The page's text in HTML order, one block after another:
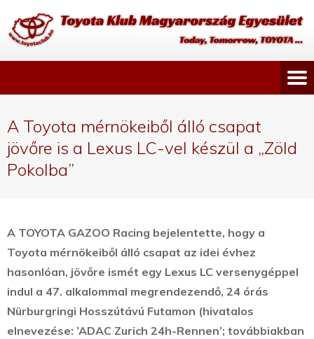
A Toyota mérnökeiből álló csapat
jövőre is a Lexus LC-vel készül a „Zöld
Pokolba”
A TOYOTA GAZOO Racing bejelentette, hogy a
Toyota mérnökeiből álló csapat az idei évhez
hasonlóan, jövőre ismét egy Lexus LC versenygéppel
indul a 47. alkalommal megrendezendő, 24 órás
Nürburgringi Hosszútávú Futamon (hivatalos
elnevezése: ’ADAC Zurich 24h-Rennen’; továbbiakban